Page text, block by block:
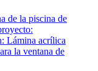
de la piscina de
Lámina acrílica
la ventana de